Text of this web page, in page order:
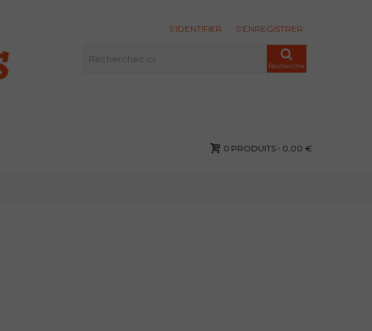
S'IDENTIFIER S'ENREGISTRER
Recherche
0 PRODUITS - 0,00 €